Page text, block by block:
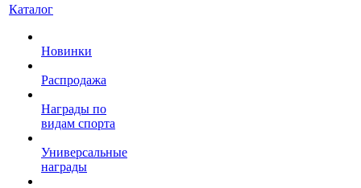
Каталог
Новинки
Распродажа
Награды по
видам спорта
Универсальные
награды